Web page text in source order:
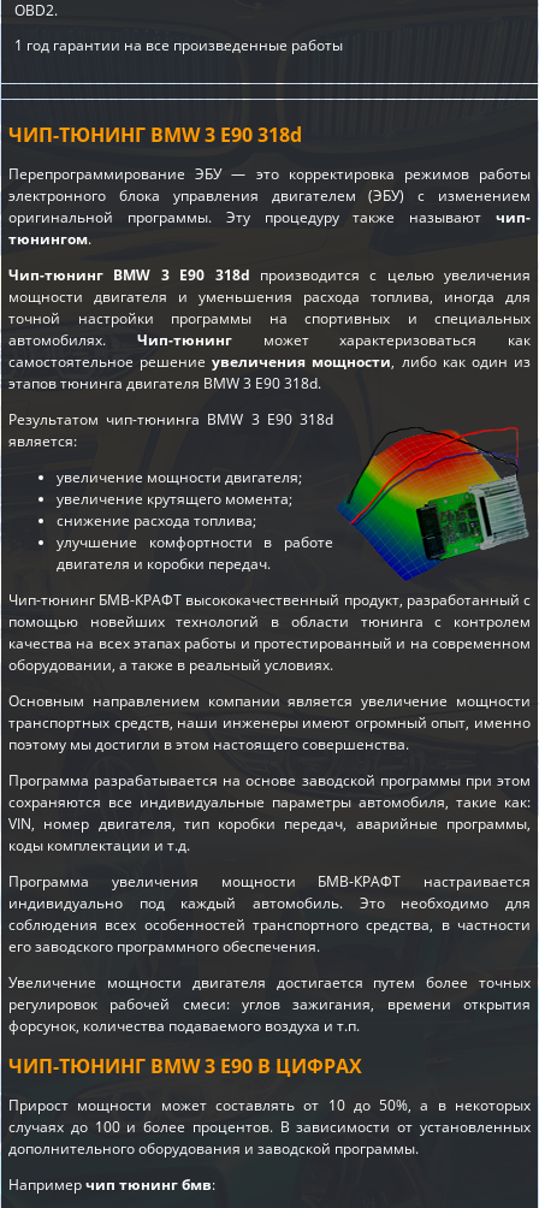
OBD2.
1 год гарантии на все произведенные работы
ЧИП-ТЮНИНГ BMW 3 E90 318d
Перепрограммирование ЭБУ — это корректировка режимов работы
электронного блока управления двигателем (ЭБУ) с изменением
оригинальной программы. Эту процедуру также называют чип-
тюнингом.
Чип-тюнинг BMW 3 E90 318d производится с целью увеличения
мощности двигателя и уменьшения расхода топлива, иногда для
точной настройки программы на спортивных и специальных
автомобилях. Чип-тюнингможет характеризоваться как
самостоятельное решениеувеличения мощности, либо как один из
этаповтюнинга двигателя BMW 3 E90 318d.
Результатом чип-тюнинга BMW 3 E90 318d
является:
увеличение мощности двигателя;
увеличение крутящего момента;
снижение расхода топлива;
улучшение комфортности в работе
двигателя и коробки передач.
Чип-тюнинг БМВ-КРАФТ высококачественный продукт, разработанный с
помощью новейших технологий в области тюнинга с контролем
качества на всех этапах работы и протестированный и на современном
оборудовании, а также в реальный условиях.
Основным направлением компании является увеличение мощности
транспортных средств, наши инженеры имеют огромный опыт, именно
поэтому мы достигли в этом настоящего совершенства.
Программа разрабатывается на основе заводской программы при этом
сохраняются все индивидуальные параметры автомобиля, такие как:
VIN, номер двигателя, тип коробки передач, аварийные программы,
коды комплектации и т.д.
Программа увеличения мощности БМВ-КРАФТ настраивается
индивидуально под каждый автомобиль. Это необходимо для
соблюдения всех особенностей транспортного средства, в частности
его заводского программного обеспечения.
Увеличение мощности двигателя достигается путем более точных
регулировок рабочей смеси: углов зажигания, времени открытия
форсунок, количества подаваемого воздуха и т.п.
ЧИП-ТЮНИНГ BMW 3 E90 В ЦИФРАХ
Прирост мощности может составлять от 10 до 50%, а в некоторых
случаях до 100 и более процентов. В зависимости от установленных
дополнительного оборудования и заводской программы.
Напримерчип тюнинг бмв: